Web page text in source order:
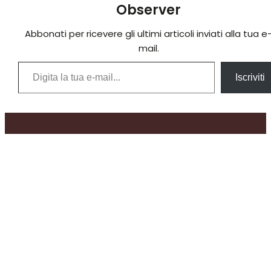
Observer
Abbonati per ricevere gli ultimi articoli inviati alla tua
mail.
Digita la tua e-mail...
Iscriviti